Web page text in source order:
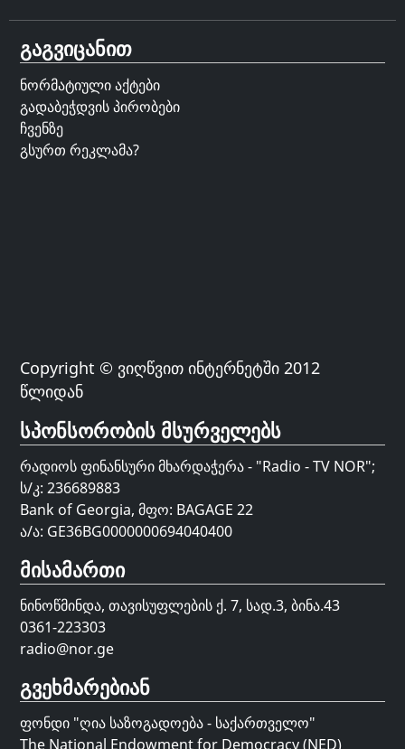
გაგვიცანით
ნორმატიული აქტები
გადაბეჭდვის პირობები
ჩვენზე
გსურთ რეკლამა?
Copyright © ვიღწვით ინტერნეტში 2012
წლიდან
სპონსორობის მსურველებს
რადიოს ფინანსური მხარდაჭერა - "Radio - TV NOR";
ს/კ: 236689883
Bank of Georgia, მფო: BAGAGE 22
ა/ა: GE36BG0000000694040400
მისამართი
ნინოწმინდა, თავისუფლების ქ. 7, სად.3, ბინა.43
0361-223303
radio@nor.ge
გვეხმარებიან
ფონდი "ღია საზოგადოება - საქართველო"
The National Endowment for Democracy (NED)